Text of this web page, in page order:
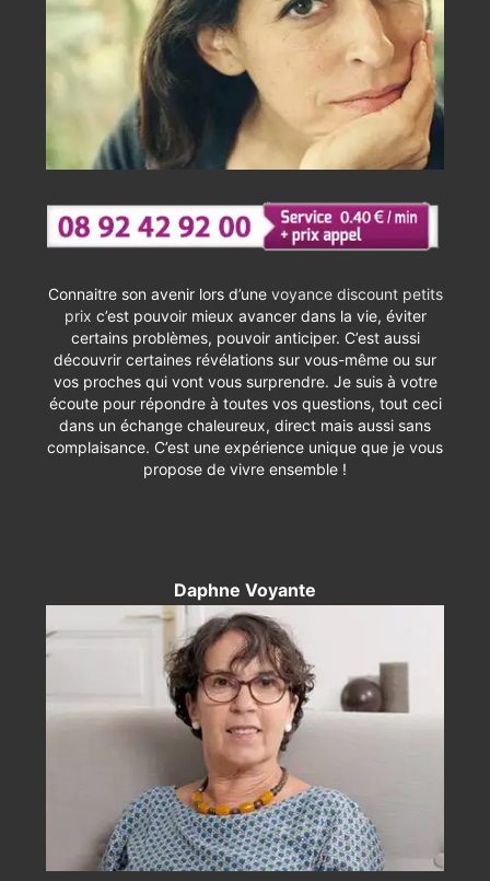
Connaitre son avenir lors d’une voyance discount petits
prix c’est pouvoir mieux avancer dans la vie, éviter
certains problèmes, pouvoir anticiper. C’est aussi
découvrir certaines révélations sur vous-même ou sur
vos proches qui vont vous surprendre. Je suis à votre
écoute pour répondre à toutes vos questions, tout ceci
dans un échange chaleureux, direct mais aussi sans
complaisance. C’est une expérience unique que je vous
propose de vivre ensemble !
Daphne Voyante